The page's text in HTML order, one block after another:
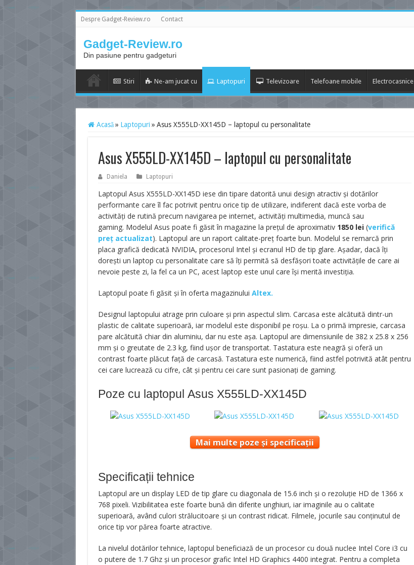
Despre Gadget-Review.ro Contact
Gadget-Review.ro
Din pasiune pentru gadgeturi
Stiri Ne-am jucat cu Laptopuri Televizoare Telefoane mobile Electrocasnice
Acasă » Laptopuri » Asus X555LD-XX145D – laptopul cu personalitate
Asus X555LD-XX145D – laptopul cu personalitate
Daniela Laptopuri
Laptopul Asus X555LD-XX145D iese din tipare datorită unui design atractiv și dotărilor
performante care îl fac potrivit pentru orice tip de utilizare, indiferent dacă este vorba de
activități de rutină precum navigarea pe internet, activități multimedia, muncă sau
gaming. Modelul Asus poate fi găsit în magazine la prețul de aproximativ 1850 lei(verifică
preț actualizat). Laptopul are un raport calitate-preț foarte bun. Modelul se remarcă prin
placa grafică dedicată NVIDIA, procesorul Intel și ecranul HD de tip glare. Așadar, dacă îți
dorești un laptop cu personalitate care să îți permită să desfășori toate activitățile de care ai
nevoie peste zi, la fel ca un PC, acest laptop este unul care își merită investiția.
Laptopul poate fi găsit și în oferta magazinului Altex.
Designul laptopului atrage prin culoare și prin aspectul slim. Carcasa este alcătuită dintr-un
plastic de calitate superioară, iar modelul este disponibil pe roșu. La o primă impresie, carcasa
pare alcătuită chiar din aluminiu, dar nu este așa. Laptopul are dimensiunile de 382 x 25.8 x 256
mm și o greutate de 2.3 kg, fiind ușor de transportat. Tastatura este neagră și oferă un
contrast foarte plăcut față de carcasă. Tastatura este numerică, fiind astfel potrivită atât pentru
cei care lucrează cu cifre, cât și pentru cei care sunt pasionați de gaming.
Poze cu laptopul Asus X555LD-XX145D
Mai multe poze și specificații
Specificații tehnice
Laptopul are un display LED de tip glare cu diagonala de 15.6 inch și o rezoluție HD de 1366 x
768 pixeli. Vizibilitatea este foarte bună din diferite unghiuri, iar imaginile au o calitate
superioară, având culori strălucitoare și un contrast ridicat. Filmele, jocurile sau conținutul de
orice tip vor părea foarte atractive.
La nivelul dotărilor tehnice, laptopul beneficiază de un procesor cu două nuclee Intel Core i3 cu
o putere de 1.7 Ghz și un procesor grafic Intel HD Graphics 4400 integrat. Pentru a completa